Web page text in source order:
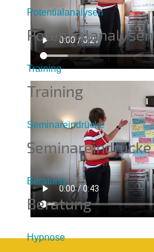
Potentialanalysen
Potentialanalysen
Training
Training
Seminareindrücke
Seminareindrücke
Beratung
Beratung
Hypnose